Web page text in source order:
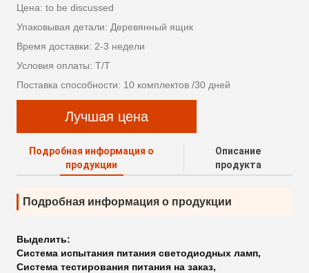
Цена: to be discussed
Упаковывая детали: Деревянный ящик
Время доставки: 2-3 недели
Условия оплаты: T/T
Поставка способности: 10 комплектов /30 дней
Лучшая цена
Подробная информация о
продукции
Описание
продукта
Подробная информация о продукции
Выделить:
Система испытания питания светодиодных ламп,
Система тестирования питания на заказ,